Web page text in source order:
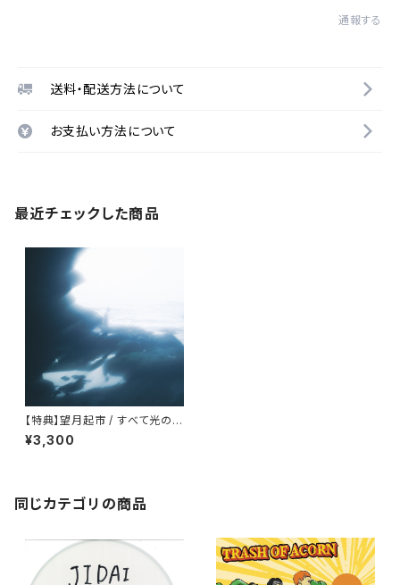
通報する
送料・配送方法について
お支払い方法について
最近チェックした商品
【特典】望月起市 / すべて光の為
に
¥3,300
同じカテゴリの商品